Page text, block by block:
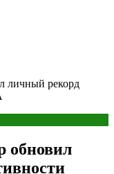
личный рекорд
обновил